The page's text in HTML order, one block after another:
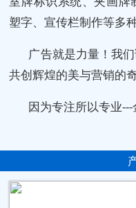
塑字、宣传栏制作等多
广告就是力量！我
共创辉煌的美与营销的
因为专注所以专业